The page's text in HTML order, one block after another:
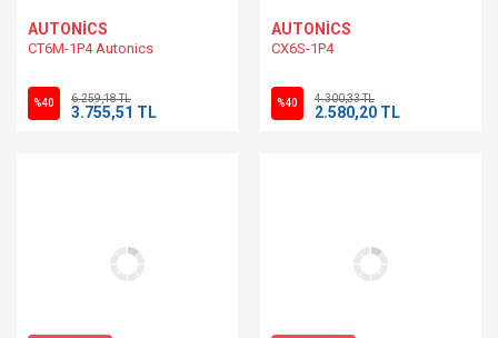
AUTONİCS
CT6M-1P4 Autonics
%40 6.259,18 TL
3.755,51 TL
AUTONİCS
CX6S-1P4
%40 4.300,33 TL
2.580,20 TL